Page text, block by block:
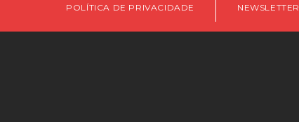
POLÍTICA DE PRIVACIDADE NEWSLETTER